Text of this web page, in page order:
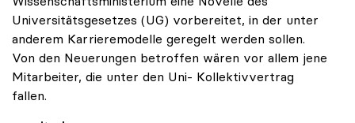
Universitätsgesetzes (UG) vorbereitet, in der unter
anderem Karrieremodelle geregelt werden sollen.
Von den Neuerungen betroffen wären vor allem jene
Mitarbeiter, die unter den Uni- Kollektivvertrag
fallen.